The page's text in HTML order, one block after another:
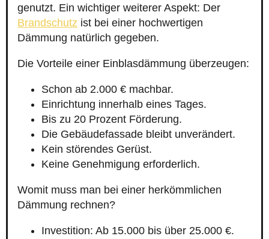
genutzt. Ein wichtiger weiterer Aspekt: Der
Brandschutz ist bei einer hochwertigen
Dämmung natürlich gegeben.
Die Vorteile einer Einblasdämmung überzeugen:
Schon ab 2.000 € machbar.
Einrichtung innerhalb eines Tages.
Bis zu 20 Prozent Förderung.
Die Gebäudefassade bleibt unverändert.
Kein störendes Gerüst.
Keine Genehmigung erforderlich.
Womit muss man bei einer herkömmlichen
Dämmung rechnen?
Investition: Ab 15.000 bis über 25.000 €.